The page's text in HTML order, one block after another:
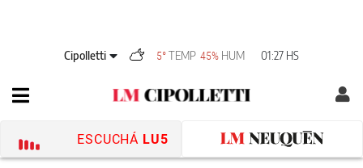
Cipolletti 5° TEMP 45% HUM 01:27 HS
ESCUCHÁ LU5